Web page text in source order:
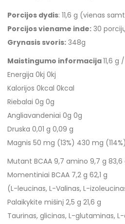
Porcijos dydis: 11,6 g (vienas
Porcijos viename inde: 30
Grynasis svoris: 348g
Maistingumo informacija11,6 g
Energija 0kj 0kj
Kalorijos 0kcal 0kcal
Riebalai 0g 0g
Angliavandeniai 0g 0g
Druska 0,01 g 0,09 g
Magnis 50 mg (13%) 430 mg (114%)
Mutant BCAA 9,7 amino 9,7 g 83,6
Momentiniai BCAA 7,2 g 62,1 g
(L-leucinas, L-Valinas, L-
Palaikykite mišinį 2,5 g 21,6 g
Taurinas, glicinas, L-glutaminas,